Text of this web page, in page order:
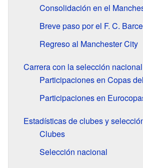
Consolidación en el
Breve paso por el F. C.
Regreso al Manchester City
Carrera con la selección
Participaciones en Copas
Participaciones en
Estadísticas de clubes y
Clubes
Selección nacional